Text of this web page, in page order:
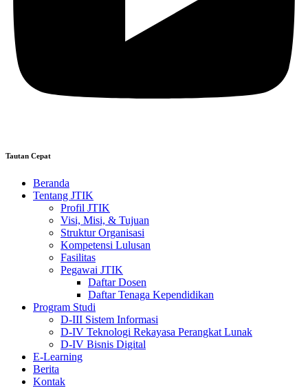
Tautan Cepat
Beranda
Tentang JTIK
Profil JTIK
Visi, Misi, & Tujuan
Struktur Organisasi
Kompetensi Lulusan
Fasilitas
Pegawai JTIK
Daftar Dosen
Daftar Tenaga Kependidikan
Program Studi
D-III Sistem Informasi
D-IV Teknologi Rekayasa Perangkat Lunak
D-IV Bisnis Digital
E-Learning
Berita
Kontak